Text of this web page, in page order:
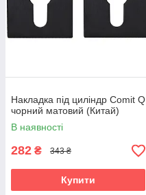
Накладка під циліндр Comit Q
чорний матовий (Китай)
В наявності
282 ₴ 343 ₴
Купити